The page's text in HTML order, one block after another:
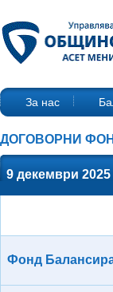
За нас
ДОГОВОРНИ
9 декември 2025
Фонд